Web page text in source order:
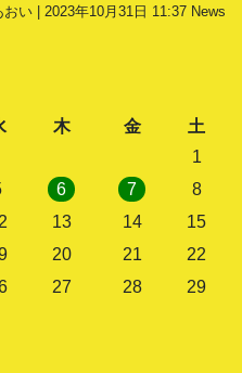
おい | 2023年10月31日 11:37 News
木 金
土
1
6 7
8
13 14
15
20 21
22
27 28
29